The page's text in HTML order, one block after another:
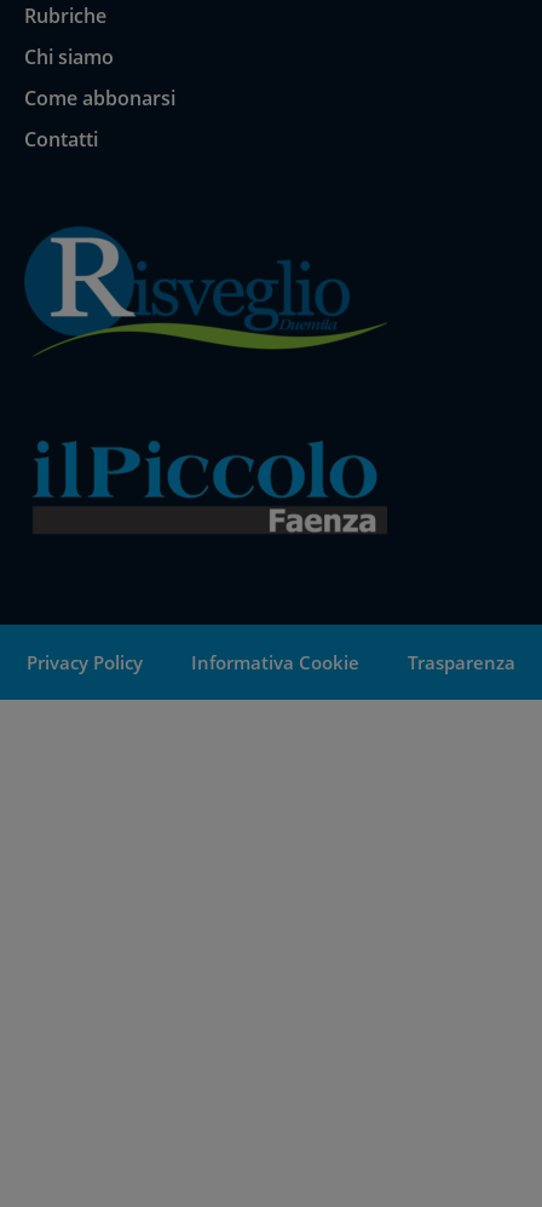
Rubriche
Chi siamo
Come abbonarsi
Contatti
Privacy Policy Informativa Cookie Trasparenza